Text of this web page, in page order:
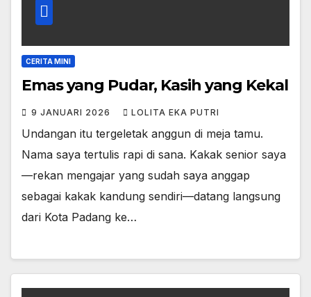
CERITA MINI
Emas yang Pudar, Kasih yang Kekal
9 JANUARI 2026 LOLITA EKA PUTRI
Undangan itu tergeletak anggun di meja tamu.
Nama saya tertulis rapi di sana. Kakak senior saya
—rekan mengajar yang sudah saya anggap
sebagai kakak kandung sendiri—datang langsung
dari Kota Padang ke…